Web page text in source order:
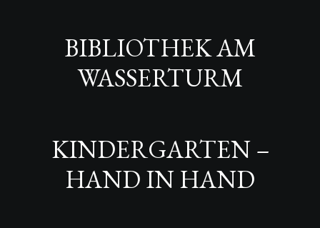
BIBLIOTHEK AM
WASSERTURM
KINDERGARTEN –
HAND IN HAND